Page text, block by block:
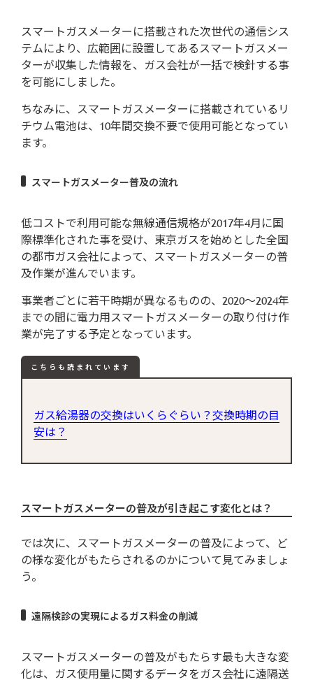
スマートガスメーターに搭載された次世代の通信シス
テムにより、広範囲に設置してあるスマートガスメー
ターが収集した情報を、ガス会社が一括で検針する事
を可能にしました。
ちなみに、スマートガスメーターに搭載されているリ
チウム電池は、10年間交換不要で使用可能となってい
ます。
スマートガスメーター普及の流れ
低コストで利用可能な無線通信規格が2017年4月に国
際標準化された事を受け、東京ガスを始めとした全国
の都市ガス会社によって、スマートガスメーターの普
及作業が進んでいます。
事業者ごとに若干時期が異なるものの、2020～2024年
までの間に電力用スマートガスメーターの取り付け作
業が完了する予定となっています。
こちらも読まれています
ガス給湯器の交換はいくらぐらい？交換時期の目
安は？
スマートガスメーターの普及が引き起こす変化とは？
では次に、スマートガスメーターの普及によって、ど
の様な変化がもたらされるのかについて見てみましょ
う。
遠隔検診の実現によるガス料金の削減
スマートガスメーターの普及がもたらす最も大きな変
化は、ガス使用量に関するデータをガス会社に遠隔送